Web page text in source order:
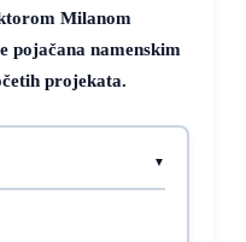
Milanom
pojačana namenskim
projekata.